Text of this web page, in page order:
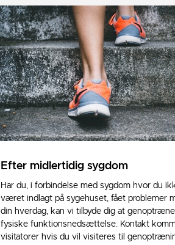
Efter midlertidig sygdom
Har du, i forbindelse med sygdom hvor du
været indlagt på sygehuset, fået problemer
din hverdag, kan vi tilbyde dig at
fysiske funktionsnedsættelse. Kontakt
visitatorer hvis du vil visiteres til